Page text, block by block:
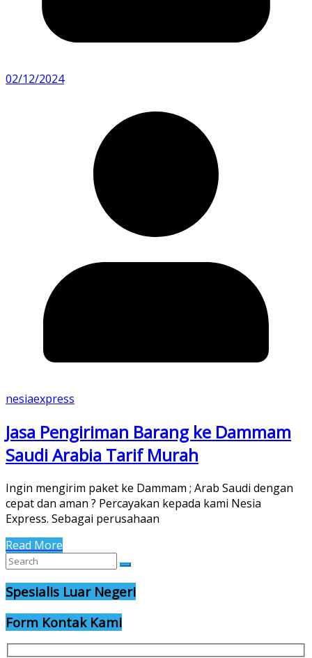
02/12/2024
nesiaexpress
Jasa Pengiriman Barang ke Dammam
Saudi Arabia Tarif Murah
Ingin mengirim paket ke Dammam ; Arab Saudi dengan
cepat dan aman ? Percayakan kepada kami Nesia
Express. Sebagai perusahaan
Read More
Spesialis Luar Negeri
Form Kontak Kami